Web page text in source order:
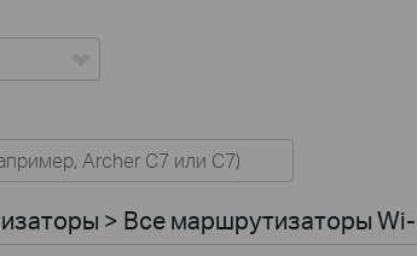
> Все маршрутизаторы